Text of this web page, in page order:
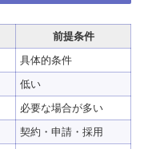
前提条件
具体的条件
低い
必要な場合が多い
契約・申請・採用